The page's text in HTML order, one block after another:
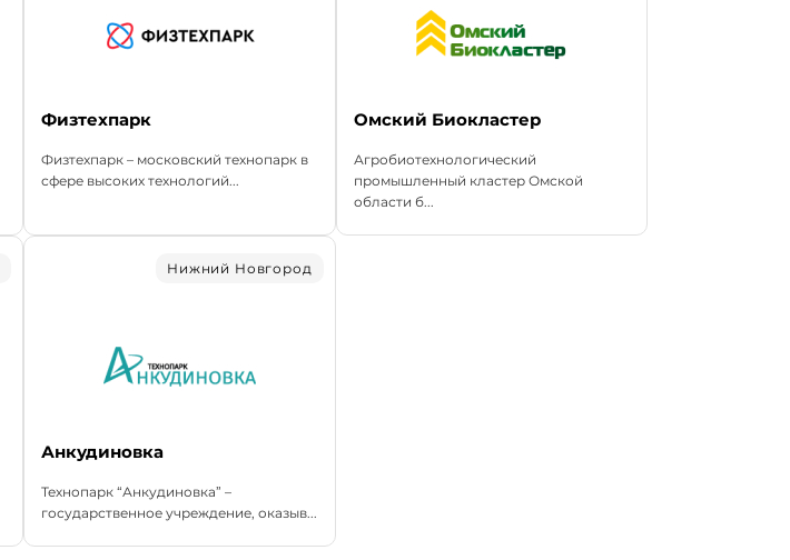
Физтехпарк
Физтехпарк – московский технопарк в
сфере высоких технологий...
Омский Биокластер
Агробиотехнологический
промышленный кластер Омской
области б...
Нижний Новгород
Анкудиновка
Технопарк “Анкудиновка” –
государственное учреждение, оказыв...